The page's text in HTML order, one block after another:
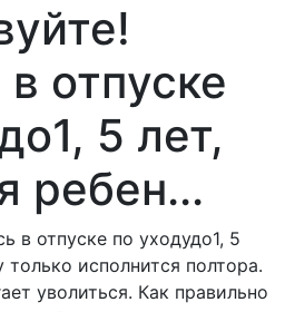
отпуске
5 лет,
ребен...
в отпуске по уходудо1, 5
только исполнится полтора.
уволиться. Как правильно